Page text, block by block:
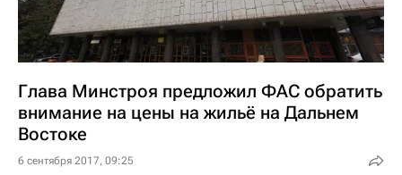
Глава Минстроя предложил ФАС обратить
внимание на цены на жильё на Дальнем
Востоке
6 сентября 2017, 09:25